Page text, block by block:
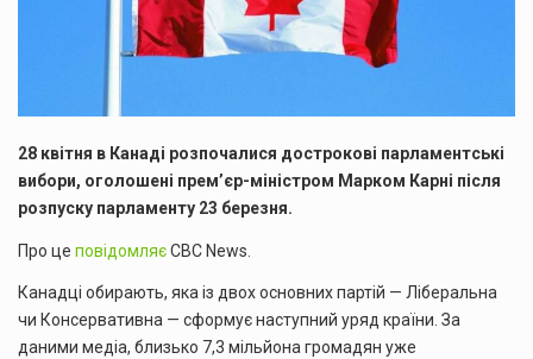
28 квітня в Канаді розпочалися дострокові парламентські
вибори, оголошені прем’єр-міністром Марком Карні після
розпуску парламенту 23 березня.
Про це повідомляєCBC News.
Канадці обирають, яка із двох основних партій — Ліберальна
чи Консервативна — сформує наступний уряд країни. За
даними медіа, близько 7,3 мільйона громадян уже